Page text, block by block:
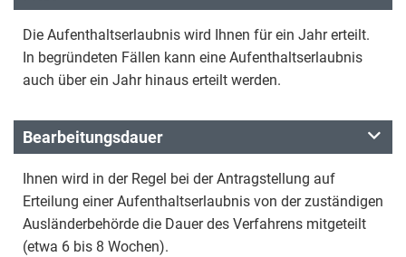
Die Aufenthaltserlaubnis wird Ihnen für ein Jahr erteilt.
In begründeten Fällen kann eine Aufenthaltserlaubnis
auch über ein Jahr hinaus erteilt werden.
Bearbeitungsdauer
Ihnen wird in der Regel bei der Antragstellung auf
Erteilung einer Aufenthaltserlaubnis von der zuständigen
Ausländerbehörde die Dauer des Verfahrens mitgeteilt
(etwa 6 bis 8 Wochen).